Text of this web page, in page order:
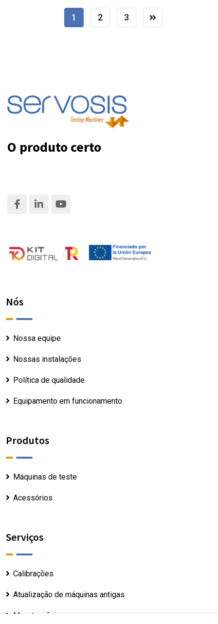
1 2 3
O produto certo
Nós
Nossa equipe
Nossas instalações
Política de qualidade
Equipamento em funcionamento
Produtos
Máquinas de teste
Acessórios
Serviços
Calibrações
Atualização de máquinas antigas
Manutenção